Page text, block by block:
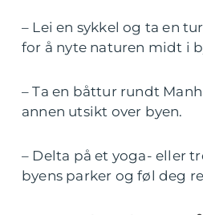
– Lei en sykkel og ta en
for å nyte naturen midt i
– Ta en båttur rundt
annen utsikt over byen.
– Delta på et yoga- eller
byens parker og føl deg